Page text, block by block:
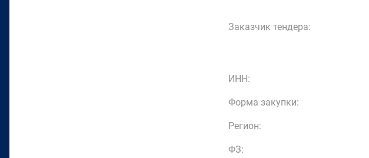
Заказчик тендера:
ИНН:
Форма закупки:
Регион:
ФЗ: